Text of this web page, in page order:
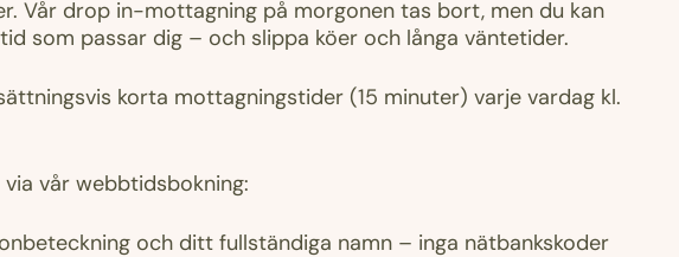
Vår drop in-mottagning på morgonen tas bort, men du kan
som passar dig – och slippa köer och långa väntetider.
korta mottagningstider (15 minuter) varje vardag kl.
via vår webbtidsbokning:
och ditt fullständiga namn – inga nätbankskoder